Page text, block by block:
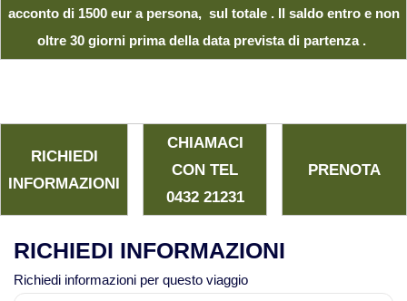
acconto di 1500 eur a persona, sul totale . Il saldo entro e non
oltre 30 giorni prima della data prevista di partenza .
RICHIEDI
INFORMAZIONI
CHIAMACI
CON TEL
0432 21231
PRENOTA
RICHIEDI INFORMAZIONI
Richiedi informazioni per questo viaggio